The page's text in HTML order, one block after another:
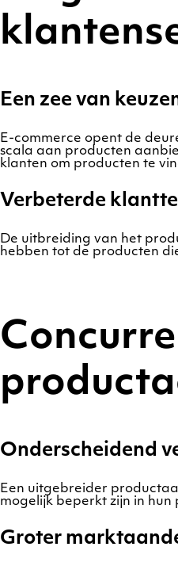
Een zee van
E-commerce opent de
scala aan producten
klanten om producten te
Verbeterde
De uitbreiding van het
hebben tot de producten
Onderscheidend
Een uitgebreider
mogelijk beperkt zijn in
Groter